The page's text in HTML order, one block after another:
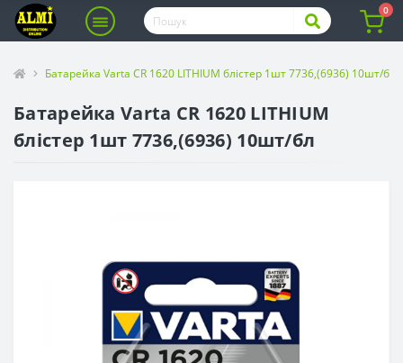
0
Батарейка Varta CR 1620 LITHIUM блістер 1шт 7736,(6936) 10шт/бл
Батарейка Varta CR 1620 LITHIUM
блістер 1шт 7736,(6936) 10шт/бл